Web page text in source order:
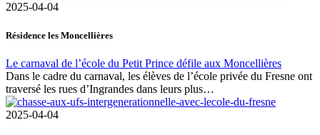
2025-04-04
Résidence les Moncellières
Le carnaval de l’école du Petit Prince défile aux Moncellières
Dans le cadre du carnaval, les élèves de l’école privée du Fresne ont
traversé les rues d’Ingrandes dans leurs plus…
2025-04-04